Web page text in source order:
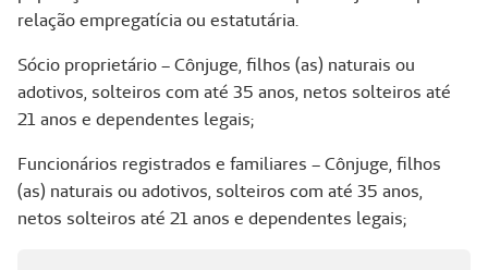
relação empregatícia ou estatutária.
Sócio proprietário – Cônjuge, filhos (as) naturais ou
adotivos, solteiros com até 35 anos, netos solteiros até
21 anos e dependentes legais;
Funcionários registrados e familiares – Cônjuge, filhos
(as) naturais ou adotivos, solteiros com até 35 anos,
netos solteiros até 21 anos e dependentes legais;